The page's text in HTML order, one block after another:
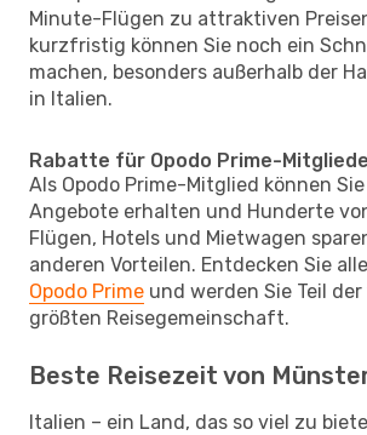
Minute-Flügen zu attraktiven
kurzfristig können Sie noch ein
machen, besonders außerhalb der
in Italien.
Rabatte für Opodo Prime-
Als Opodo Prime-Mitglied können
Angebote erhalten und Hunderte
Flügen, Hotels und Mietwagen
anderen Vorteilen. Entdecken Sie
Opodo Prime und werden Sie Teil
größten Reisegemeinschaft.
Beste Reisezeit von
Italien – ein Land, das so viel zu